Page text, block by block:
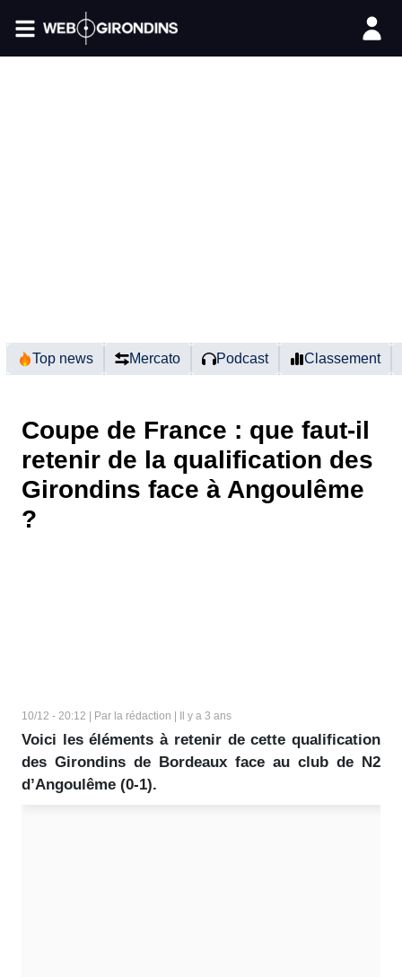
Top news Mercato Podcast Classement
Coupe de France : que faut-il
retenir de la qualification des
Girondins face à Angoulême
?
10/12 - 20:12 | Par la rédaction | Il y a 3 ans
Voici les éléments à retenir de cette qualification
des Girondins de Bordeaux face au club de N2
d’Angoulême (0-1).